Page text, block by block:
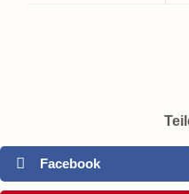
Facebook